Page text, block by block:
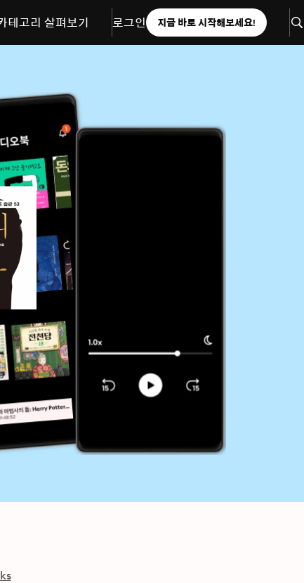
테고리 살펴보기 로그인 지금 바로 시작해보세요!